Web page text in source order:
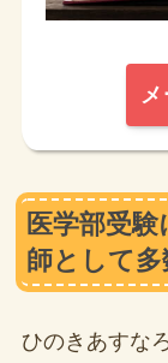
医学部受
師として多
ひのきあすな